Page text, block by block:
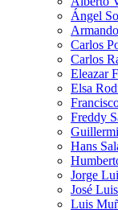
Ángel
Carlos
Carlos
Eleazar
Elsa
Freddy
Hans
Jorge
José
Luis